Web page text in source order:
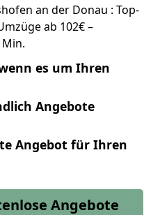
an der Donau : Top-
ab 102€ –
es um Ihren
Angebote
Angebot für Ihren
Angebote